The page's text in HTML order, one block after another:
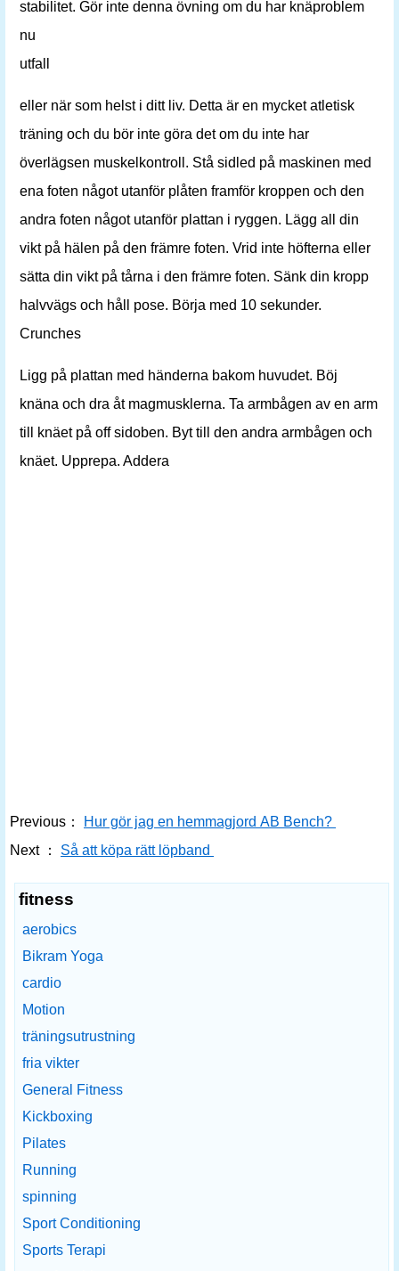
stabilitet. Gör inte denna övning om du har knäproblem
nu
utfall
eller när som helst i ditt liv. Detta är en mycket atletisk
träning och du bör inte göra det om du inte har
överlägsen muskelkontroll. Stå sidled på maskinen med
ena foten något utanför plåten framför kroppen och den
andra foten något utanför plattan i ryggen. Lägg all din
vikt på hälen på den främre foten. Vrid inte höfterna eller
sätta din vikt på tårna i den främre foten. Sänk din kropp
halvvägs och håll pose. Börja med 10 sekunder.
Crunches
Ligg på plattan med händerna bakom huvudet. Böj
knäna och dra åt magmusklerna. Ta armbågen av en arm
till knäet på off sidoben. Byt till den andra armbågen och
knäet. Upprepa. Addera
Previous：
Hur gör jag en hemmagjord AB Bench?
Next ：
Så att köpa rätt löpband
fitness
aerobics
Bikram Yoga
cardio
Motion
träningsutrustning
fria vikter
General Fitness
Kickboxing
Pilates
Running
spinning
Sport Conditioning
Sports Terapi